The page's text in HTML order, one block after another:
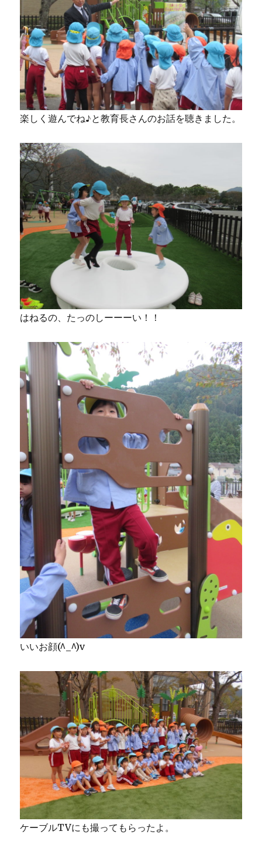
楽しく遊んでね♪と教育長さんのお話を聴きました。
はねるの、たっのしーーーい！！
いいお顔(^_^)v
ケーブルTVにも撮ってもらったよ。